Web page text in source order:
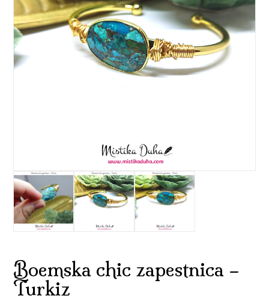
Boemska chic zapestnica –
Turkiz